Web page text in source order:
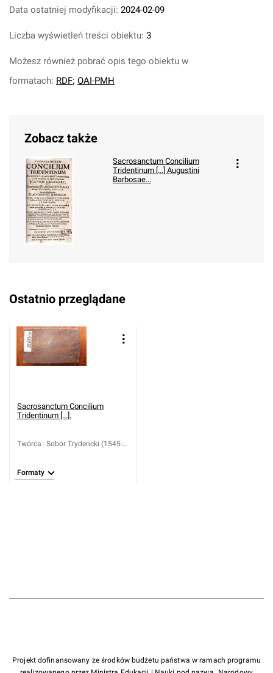
Data ostatniej modyfikacji: 2024-02-09
Liczba wyświetleń treści obiektu: 3
Możesz również pobrać opis tego obiektu w
formatach: RDF; OAI-PMH
Zobacz także
Sacrosanctum Concilium
Tridentinum [...] Augustini
Barbosae...
Ostatnio przeglądane
Sacrosanctum Concilium
Tridentinum [...].
Twórca: Sobór Trydencki (1545-
Formaty
Projekt dofinansowany ze środków budżetu państwa w ramach programu